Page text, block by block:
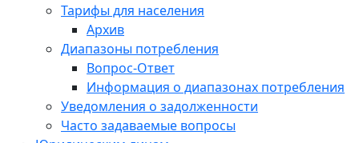
Тарифы для населения
Архив
Диапазоны потребления
Вопрос-Ответ
Информация о диапазонах потребления
Уведомления о задолженности
Часто задаваемые вопросы